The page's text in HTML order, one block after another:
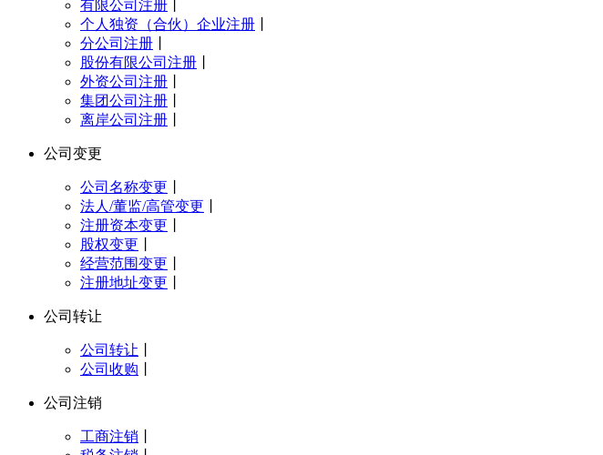
有限公司注册
个人独资（合伙）企业注册
分公司注册
股份有限公司注册
外资公司注册
集团公司注册
离岸公司注册
公司变更
公司名称变更
法人/董监/高管变更
注册资本变更
股权变更
经营范围变更
注册地址变更
公司转让
公司转让
公司收购
公司注销
工商注销